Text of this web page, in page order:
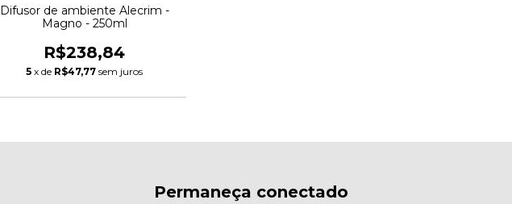
Difusor de ambiente Alecrim -
Magno - 250ml
R$238,84
5 x de R$47,77 sem juros
Permaneça conectado